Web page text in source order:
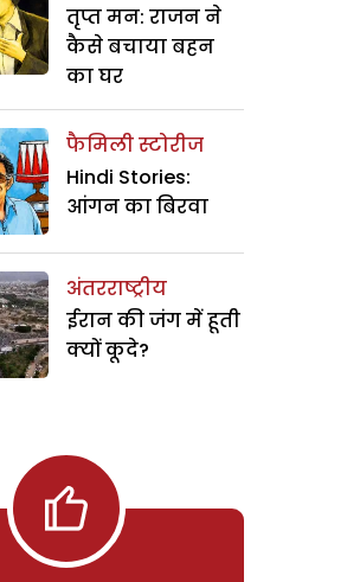
तृप्त मन: राजन ने
कैसे बचाया बहन
का घर
फैमिली स्टोरीज
Hindi Stories:
आंगन का बिरवा
अंतरराष्ट्रीय
ईरान की जंग में हूती
क्यों कूदे?